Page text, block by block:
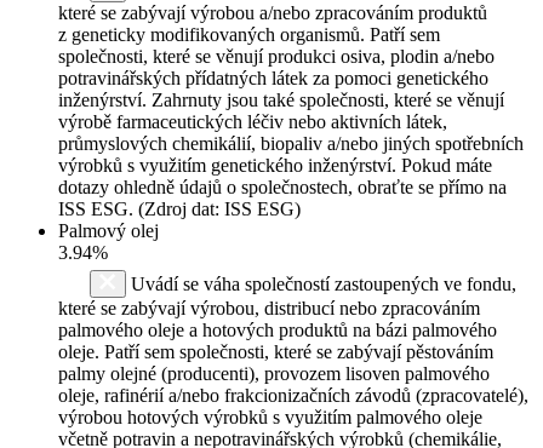
které se zabývají výrobou a/nebo zpracováním produktů
z geneticky modifikovaných organismů. Patří sem
společnosti, které se věnují produkci osiva, plodin a/nebo
potravinářských přídatných látek za pomoci genetického
inženýrství. Zahrnuty jsou také společnosti, které se věnují
výrobě farmaceutických léčiv nebo aktivních látek,
průmyslových chemikálií, biopaliv a/nebo jiných spotřebních
výrobků s využitím genetického inženýrství. Pokud máte
dotazy ohledně údajů o společnostech, obraťte se přímo na
ISS ESG. (Zdroj dat: ISS ESG)
Palmový olej
3.94%
Uvádí se váha společností zastoupených ve fondu,
které se zabývají výrobou, distribucí nebo zpracováním
palmového oleje a hotových produktů na bázi palmového
oleje. Patří sem společnosti, které se zabývají pěstováním
palmy olejné (producenti), provozem lisoven palmového
oleje, rafinérií a/nebo frakcionizačních závodů (zpracovatelé),
výrobou hotových výrobků s využitím palmového oleje
včetně potravin a nepotravinářských výrobků (chemikálie,